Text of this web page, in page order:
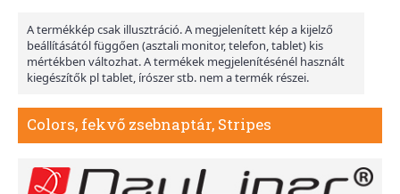
A termékkép csak illusztráció. A megjelenített kép a kijelző
beállításától függően (asztali monitor, telefon, tablet) kis
mértékben változhat. A termékek megjelenítésénél használt
kiegészítők pl tablet, írószer stb. nem a termék részei.
Colors, fekvő zsebnaptár, Stripes